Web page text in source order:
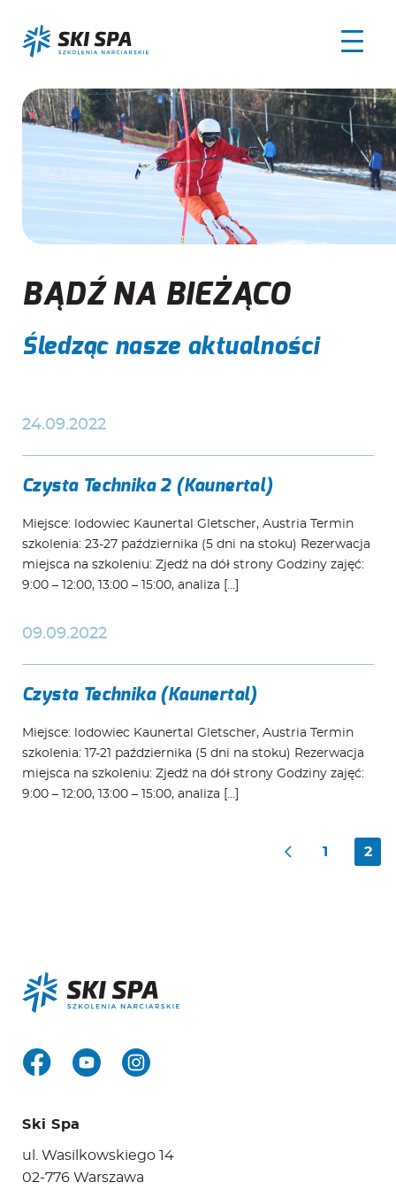
BĄDŹ NA BIEŻĄCO
Śledząc nasze aktualności
24.09.2022
Czysta Technika 2 (Kaunertal)
Miejsce: lodowiec Kaunertal Gletscher, Austria Termin
szkolenia: 23-27 października (5 dni na stoku) Rezerwacja
miejsca na szkoleniu: Zjedź na dół strony Godziny zajęć:
9:00 – 12:00, 13:00 – 15:00, analiza […]
09.09.2022
Czysta Technika (Kaunertal)
Miejsce: lodowiec Kaunertal Gletscher, Austria Termin
szkolenia: 17-21 października (5 dni na stoku) Rezerwacja
miejsca na szkoleniu: Zjedź na dół strony Godziny zajęć:
9:00 – 12:00, 13:00 – 15:00, analiza […]
1 2
Ski Spa
ul. Wasilkowskiego 14
02-776 Warszawa